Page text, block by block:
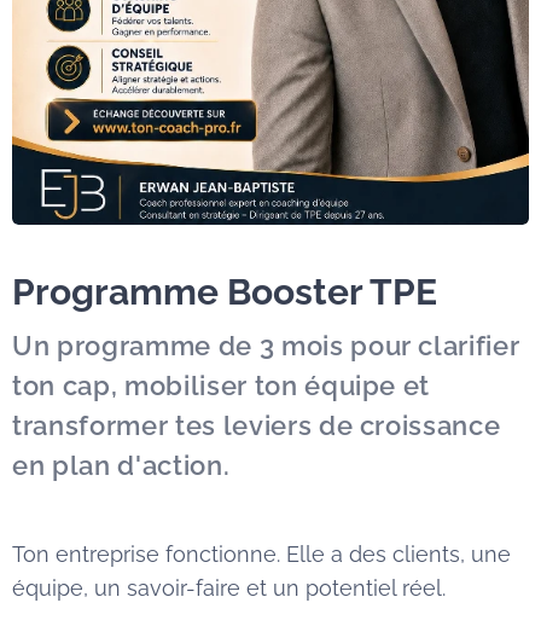
Programme Booster TPE
Un programme de 3 mois pour clarifier
ton cap, mobiliser ton équipe et
transformer tes leviers de croissance
en plan d'action.
Ton entreprise fonctionne. Elle a des clients, une
équipe, un savoir-faire et un potentiel réel.